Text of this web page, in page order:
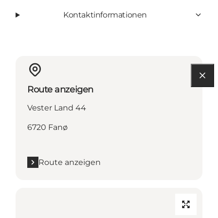
Kontaktinformationen
Route anzeigen
Vester Land 44
6720 Fanø
Route anzeigen